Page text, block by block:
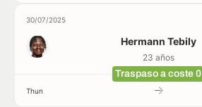
30/07/2025
Hermann Tebily
23 años
Traspaso a coste 0
Thun